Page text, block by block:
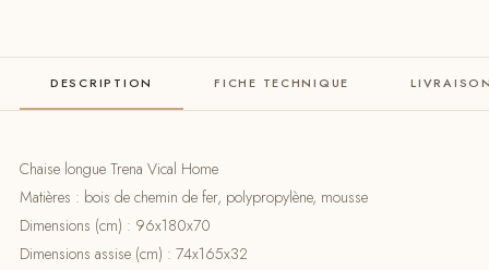
DESCRIPTION FICHE TECHNIQUE
Chaise longue Trena Vical Home
Matières : bois de chemin de fer, polypropylène, mousse
Dimensions (cm) : 96x180x70
Dimensions assise (cm) : 74x165x32